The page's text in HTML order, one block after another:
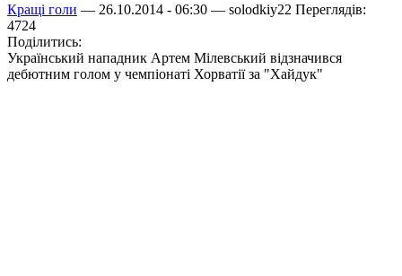
Кращі голи — 26.10.2014 - 06:30 — solodkiy22 Переглядів:
4724
Поділитись:
Український нападник Артем Мілевський відзначився
дебютним голом у чемпіонаті Хорватії за "Хайдук"